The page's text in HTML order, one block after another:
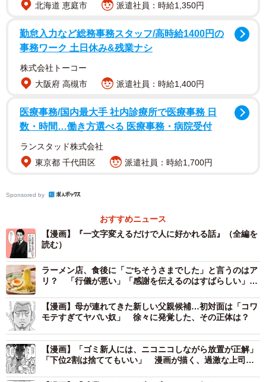
「いいよ」という同意の言葉にモヤモヤ（B.B軍曹さん提供）
B.B軍曹さんが気づいたのは「いいよ」と「いいね」とい
う、わずか一文字違いの言葉。彼女の過去の恋人たちは何
かに誘うと、決まって「いいよ」と返事をしていました。
決して悪い言葉ではないけれど、この言葉にB.B軍曹さんは
「自分に同意してくれているけれど喜んではくれていない
のでは」とモヤモヤした気持ちを抱えていました。
時を経て、結婚したB.B軍曹さんが夫・髭さんに「温泉に行
きたいな」と声をかけたときのこと。返ってきた答えは
北海道 恵庭市
派遣社員：時給1,350円
勤怠入力など総務事務スタッフ/高時給1400円の
事務ワーク 土日休み&残業ナシ
株式会社トーコー
大阪府 高槻市
派遣社員：時給1,400円
医療事務/国内最大手 社内診療所で医療事務 日
数・時間…働き方選べる 医療事務・病院受付
ランスタッド株式会社
東京都 千代田区
派遣社員：時給1,700円
Sponsored by
おすすめニュース
【漫画】『一文字変えるだけで人に好かれる話』（全編を
読む）
ラーメン店、食後に「ごちそうさまでした」と言うのはア
リ？ 「行儀が悪い」「感謝を伝えるのはすばらしい」ネ
【漫画】母が連れてきた新しい父親候補…初対面は「コワ
モテすぎてヤバい奴」 徐々に発覚した、その正体は？
【漫画】「ゴミ新人には、ニコニコしながら放置が正解」
「下位2割は捨ててもいい」 漫画が描く、過激な上司